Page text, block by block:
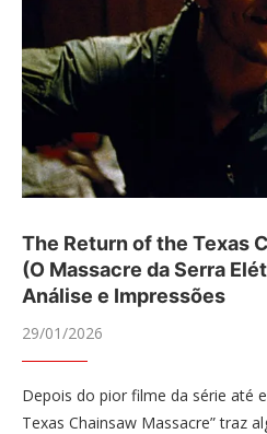
The Return of the Texas
(O Massacre da Serra
Análise e Impressões
29/01/2026
Depois do pior filme da série até
Texas Chainsaw Massacre” traz